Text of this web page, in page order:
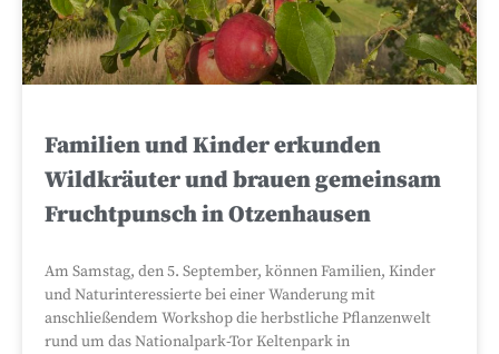
Familien und Kinder erkunden
Wildkräuter und brauen gemeinsam
Fruchtpunsch in Otzenhausen
Am Samstag, den 5. September, können Familien, Kinder
und Naturinteressierte bei einer Wanderung mit
anschließendem Workshop die herbstliche Pflanzenwelt
rund um das Nationalpark-Tor Keltenpark in